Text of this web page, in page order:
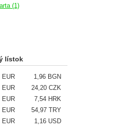
(1)
lístok
EUR
1,96 BGN
EUR
24,20 CZK
EUR
7,54 HRK
EUR
54,97 TRY
EUR
1,16 USD